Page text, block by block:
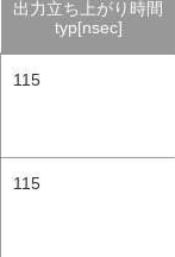
出力立ち上がり時間
typ[nsec]
115
115